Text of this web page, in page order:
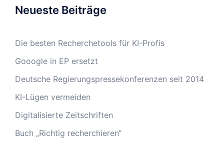
Neueste Beiträge
Die besten Recherchetools für KI-Profis
Gooogle in EP ersetzt
Deutsche Regierungspressekonferenzen seit 2014
KI-Lügen vermeiden
Digitalisierte Zeitschriften
Buch „Richtig recherchieren“